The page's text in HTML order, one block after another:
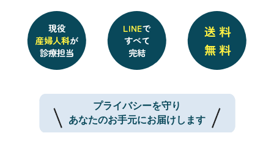
プライバシーを守り
あなたのお手元にお届けします
現役
産婦人科が
診療担当
LINEで
すべて
完結
送 料
無 料